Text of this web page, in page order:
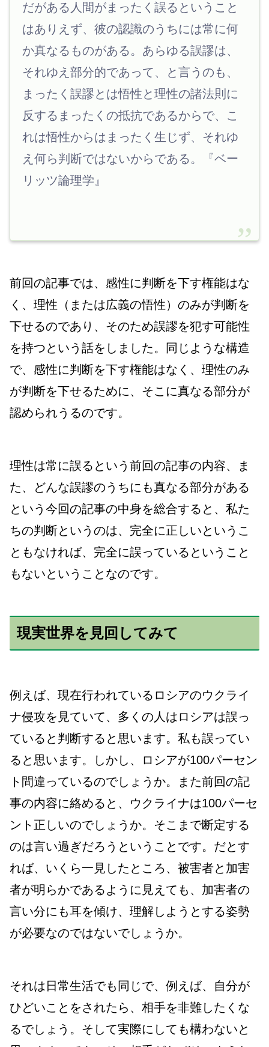
だがある人間がまったく誤るということ
はありえず、彼の認識のうちには常に何
か真なるものがある。あらゆる誤謬は、
それゆえ部分的であって、と言うのも、
まったく誤謬とは悟性と理性の諸法則に
反するまったくの抵抗であるからで、こ
れは悟性からはまったく生じず、それゆ
え何ら判断ではないからである。『ベー
リッツ論理学』
前回の記事では、感性に判断を下す権能はな
く、理性（または広義の悟性）のみが判断を
下せるのであり、そのため誤謬を犯す可能性
を持つという話をしました。同じような構造
で、感性に判断を下す権能はなく、理性のみ
が判断を下せるために、そこに真なる部分が
認められうるのです。
理性は常に誤るという前回の記事の内容、ま
た、どんな誤謬のうちにも真なる部分がある
という今回の記事の中身を総合すると、私た
ちの判断というのは、完全に正しいというこ
ともなければ、完全に誤っているということ
もないということなのです。
現実世界を見回してみて
例えば、現在行われているロシアのウクライ
ナ侵攻を見ていて、多くの人はロシアは誤っ
ていると判断すると思います。私も誤ってい
ると思います。しかし、ロシアが100パーセン
ト間違っているのでしょうか。また前回の記
事の内容に絡めると、ウクライナは100パーセ
ント正しいのでしょうか。そこまで断定する
のは言い過ぎだろうということです。だとす
れば、 いくら一見したところ、被害者と加害
者が明らかであるように見えても、加害者の
言い分にも耳を傾け、理解しようとする姿勢
が必要なのではないでしょうか。
それは日常生活でも同じで、例えば、自分が
ひどいことをされたら、相手を非難したくな
るでしょう。そして実際にしても構わないと